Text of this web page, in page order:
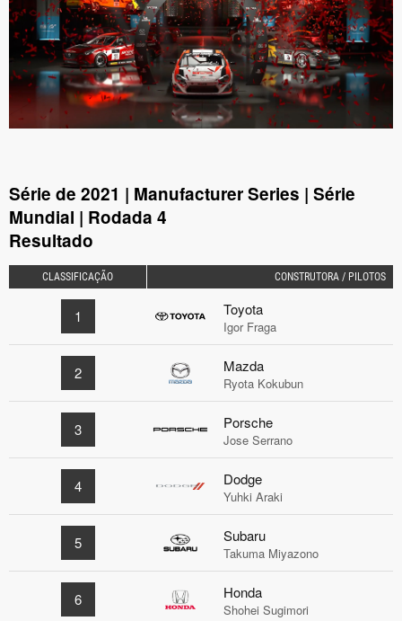
Série de 2021 | Manufacturer Series | Série
Mundial | Rodada 4
Resultado
CLASSIFICAÇÃO CONSTRUTORA / PILOTOS
1 Toyota
Igor Fraga
2 Mazda
Ryota Kokubun
3 Porsche
Jose Serrano
4 Dodge
Yuhki Araki
5 Subaru
Takuma Miyazono
6 Honda
Shohei Sugimori